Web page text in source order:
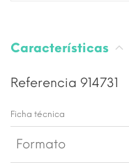
Características
Referencia 914731
Ficha técnica
Formato